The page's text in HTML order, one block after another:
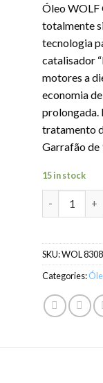
Óleo WOLF
totalmente
tecnologia
catalisador
motores a
economia
prolongada.
tratamento
Garrafão de
15 in stock
SKU:WOL
Categories: